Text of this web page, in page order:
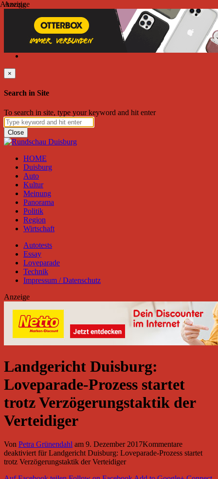
Freitag, August 07, 2026
Friend on Facebook Follow on Twitter
Subscribe to RSS
×
Search in Site
To search in site, type your keyword and hit enter
Close
HOME
Duisburg
Auto
Kultur
Meinung
Panorama
Politik
Region
Wirtschaft
Autotests
Essay
Loveparade
Technik
Impressum / Datenschutz
Anzeige
Landgericht Duisburg:
Loveparade-Prozess startet
trotz Verzögerungstaktik der
Verteidiger
Von Petra Grünendahl am 9. Dezember 2017Kommentare
deaktiviertfür Landgericht Duisburg: Loveparade-Prozess startet
trotz Verzögerungstaktik der Verteidiger
Anzeige
Anzeige